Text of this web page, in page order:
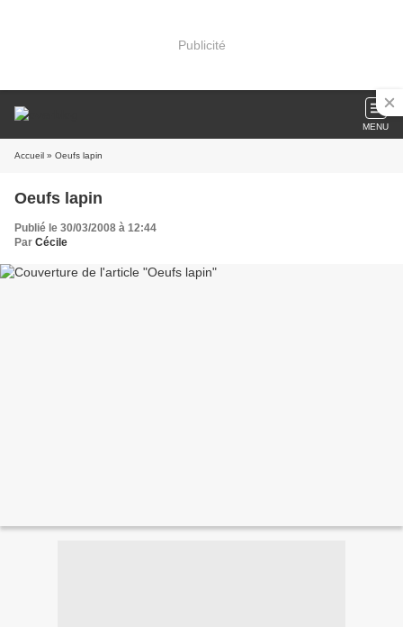
Publicité
MENU
Accueil » Oeufs lapin
Oeufs lapin
Publié le 30/03/2008 à 12:44
Par Cécile